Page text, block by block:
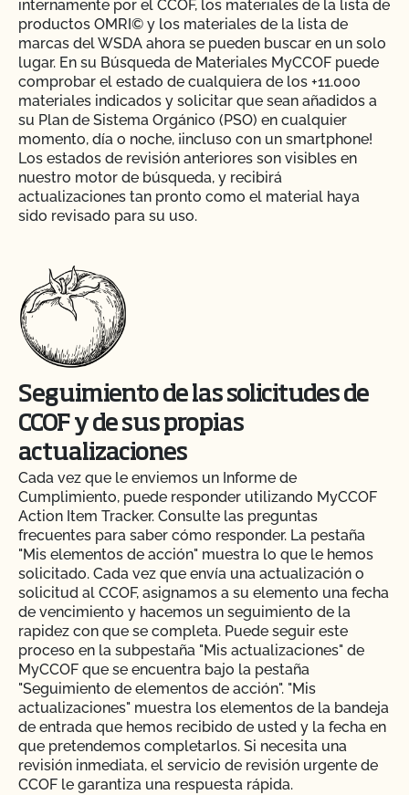
internamente por el CCOF, los materiales de la lista de
productos OMRI© y los materiales de la lista de
marcas del WSDA ahora se pueden buscar en un solo
lugar. En su Búsqueda de Materiales MyCCOF puede
comprobar el estado de cualquiera de los +11.000
materiales indicados y solicitar que sean añadidos a
su Plan de Sistema Orgánico (PSO) en cualquier
momento, día o noche, ¡incluso con un smartphone!
Los estados de revisión anteriores son visibles en
nuestro motor de búsqueda, y recibirá
actualizaciones tan pronto como el material haya
sido revisado para su uso.
Seguimiento de las solicitudes de
CCOF y de sus propias
actualizaciones
Cada vez que le enviemos un Informe de
Cumplimiento, puede responder utilizando MyCCOF
Action Item Tracker. Consulte las preguntas
frecuentes para saber cómo responder. La pestaña
"Mis elementos de acción" muestra lo que le hemos
solicitado. Cada vez que envía una actualización o
solicitud al CCOF, asignamos a su elemento una fecha
de vencimiento y hacemos un seguimiento de la
rapidez con que se completa. Puede seguir este
proceso en la subpestaña "Mis actualizaciones" de
MyCCOF que se encuentra bajo la pestaña
"Seguimiento de elementos de acción". "Mis
actualizaciones" muestra los elementos de la bandeja
de entrada que hemos recibido de usted y la fecha en
que pretendemos completarlos. Si necesita una
revisión inmediata, el servicio de revisión urgente de
CCOF le garantiza una respuesta rápida.